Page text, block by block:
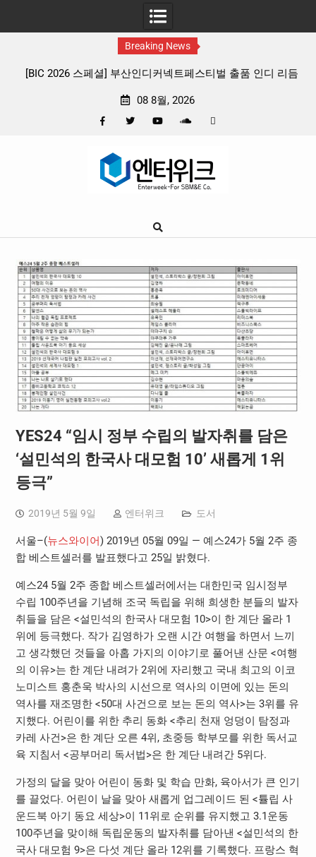
Breaking News
리듬
판타지 케이팝 애니메이션 ‘고스트밴드’ 8월 26일(수) 개봉
08 8월, 2026
Google
YES24 “임시 정부 수립의 발자취를 담은
‘설민석의 한국사 대모험 10’ 새롭게 1위
등극”
2019년 5월 9일 엔터위크 도서
서울–(뉴스와이어) 2019년 05월 09일 — 예스24가 5월 2주 종
합 베스트셀러를 발표했다고 25일 밝혔다.
예스24 5월 2주 종합 베스트셀러에서는 대한민국 임시정부
수립 100주년을 기념해 조국 독립을 위해 희생한 분들의 발자
취들을 담은 <설민석의 한국사 대모험 10>이 한 계단 올라 1
위에 등극했다. 작가 김영하가 오랜 시간 여행을 하면서 느끼
고 생각했던 것들을 아홉 가지의 이야기로 풀어낸 산문 <여행
의 이유>는 한 계단 내려가 2위에 자리했고 국내 최고의 이코
노미스트 홍춘욱 박사의 시선으로 역사의 이면에 있는 돈의
역사를 재조명한 <50대 사건으로 보는 돈의 역사>는 3위를 유
지했다. 어린이를 위한 추리 동화 <추리 천재 엉덩이 탐정과
카레 사건>은 한 계단 오른 4위, 초중등 학부모를 위한 독서교
육 지침서 <공부머리 독서법>은 한 계단 내려간 5위다.
가정의 달을 맞아 어린이 동화 및 학습 만화, 육아서가 큰 인기
를 끌었다. 어린이 날을 맞아 새롭게 업그레이드 된 <튤립 사
운드북 아기 동요 세상>이 11위로 순위를 유지했고 3.1운동
100주년을 맞이해 독립운동의 발자취를 담아낸 <설민석의 한
국사 대모험 9>은 다섯 계단 올라 12위를 기록했다. 프랑스 혁